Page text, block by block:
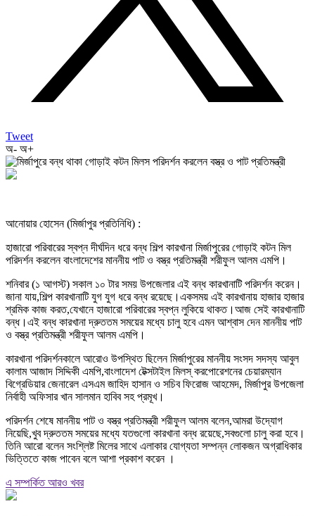
Tweet
অ- অ+
আনোয়ার হোসেন (মির্জাপুর প্রতিনিধি) :
হাজারো পরিবারের স্বপ্ন দীর্ঘদিন ধরে বন্ধ শিল্প কারখানা মির্জাপুরের গোড়াই কটন মিল
পরিদর্শন করলেন বাংলাদেশের মাননীয় পাট ও বস্ত্র প্রতিমন্ত্রী শরীফুল আলম এমপি।
শনিবার (১ আগস্ট) সকাল ১০ টার সময় উপজেলার এই বন্ধ কারখানাটি পরিদর্শন করেন।
জানা যায়,শিল্প কারখানাটি যুগ যুগ ধরে বন্ধ রয়েছে।একসময় এই কারখানায় হাজার হাজার
শ্রমিক কাজ করত,যেখানে হাজারো পরিবারের স্বপ্ন লুকিয়ে থাকত।আজ সেই কারখানাটি
বন্ধ।এই বন্ধ কারখানা দ্রুততম সময়ের মধ্যে চালু হবে এমন আশ্বাস দেন মাননীয় পাট
ও বস্ত্র প্রতিমন্ত্রী শরীফুল আলম এমপি।
কারখানা পরিদর্শনকালে আরোও উপস্থিত ছিলেন মির্জাপুরের মাননীয় সংসদ সদস্য আবুল
কালাম আজাদ সিদ্দিকী এমপি,বাংলাদেশ টেক্সটাইল মিলস্ করপোরেশনের চেয়ারম্যান
বিগ্রেডিয়ার জেনারেল এসএম জাহিদ হাসান ও সচিব ফিরোজ আহমেদ, মির্জাপুর উপজেলা
নির্বাহী অফিসার খান সালমান হাবিব সহ প্রমূখ।
পরিদর্শন শেষে মাননীয় পাট ও বস্ত্র প্রতিমন্ত্রী শরীফুল আলম বলেন,আমরা উদ্যোগ
নিয়েছি,খুব দ্রুততম সময়ের মধ্যে যতগুলো কারখানা বন্ধ রয়েছে,সবগুলো চালু করা হবে।
তিনি আরো বলেন সংশ্লিষ্ট মিলের সাথে এলাকার যোগ্যতা সম্পন্ন লোকজন অগ্রাধিকার
ভিত্তিতে কাজ পাবেন বলে আশা প্রকাশ করেন ।
এ সম্পর্কিত আরও খবর